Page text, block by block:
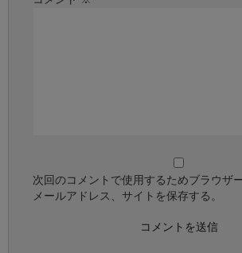
次回のコメントで使用するためブラウザ
メールアドレス、サイトを保存する。